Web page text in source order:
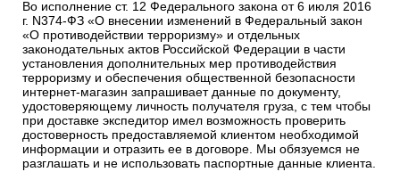
Во исполнение ст. 12 Федерального закона от 6 июля 2016
г. N374-ФЗ «О внесении изменений в Федеральный закон
«О противодействии терроризму» и отдельных
законодательных актов Российской Федерации в части
установления дополнительных мер противодействия
терроризму и обеспечения общественной безопасности
интернет-магазин запрашивает данные по документу,
удостоверяющему личность получателя груза, с тем чтобы
при доставке экспедитор имел возможность проверить
достоверность предоставляемой клиентом необходимой
информации и отразить ее в договоре. Мы обязуемся не
разглашать и не использовать паспортные данные клиента.